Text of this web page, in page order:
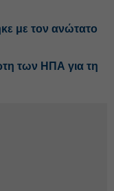
με τον ανώτατο
των ΗΠΑ για τη